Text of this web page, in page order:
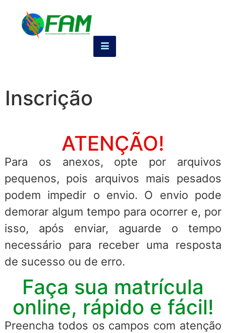
Inscrição
ATENÇÃO!
Para os anexos, opte por arquivos
pequenos, pois arquivos mais pesados
podem impedir o envio. O envio pode
demorar algum tempo para ocorrer e, por
isso, após enviar, aguarde o tempo
necessário para receber uma resposta
de sucesso ou de erro.
Faça sua matrícula
online, rápido e fácil!
Preencha todos os campos com atenção